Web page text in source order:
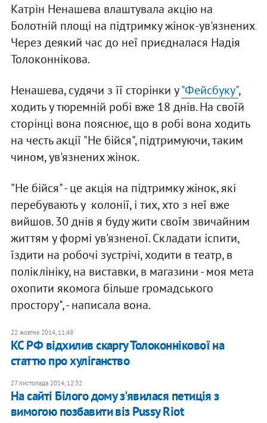
Катрін Ненашева влаштувала акцію на
Болотній площі на підтримку жінок-ув'язнених.
Через деякий час до неї приєдналася Надія
Толоконнікова.
Ненашева, судячи з її сторінки у"Фейсбуку",
ходить у тюремній робі вже 18 днів. На своїй
сторінці вона пояснює, що в робі вона ходить
на честь акції "Не бійся", підтримуючи, таким
чином, ув'язнених жінок.
"Не бійся" - це акція на підтримку жінок, які
перебувають у колонії, і тих, хто з неї вже
вийшов. 30 днів я буду жити своїм звичайним
життям у формі ув'язненої. Складати іспити,
їздити на робочі зустрічі, ходити в театр, в
поліклініку, на виставки, в магазини - моя мета
охопити якомога більше громадського
простору", - написала вона.
22 жовтня 2014, 11:48
КС РФ відхилив скаргу Толоконнікової на
статтю про хуліганство
27 листопада 2014, 12:32
На сайті Білого дому з'явилася петиція з
вимогою позбавити віз Pussy Riot